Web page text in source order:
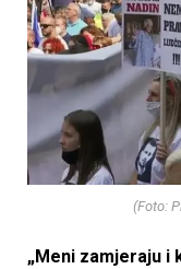
(Foto:
„Meni zamjeraju i